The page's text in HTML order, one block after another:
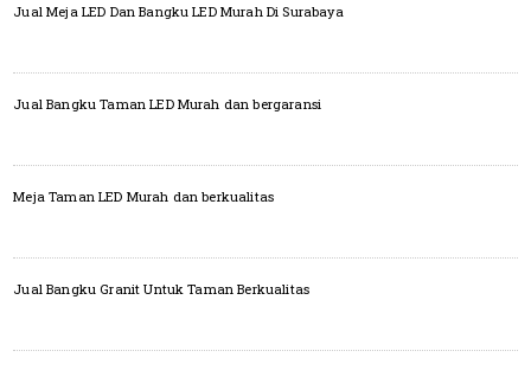
Jual Meja LED Dan Bangku LED Murah Di Surabaya
Jual Bangku Taman LED Murah dan bergaransi
Meja Taman LED Murah dan berkualitas
Jual Bangku Granit Untuk Taman Berkualitas